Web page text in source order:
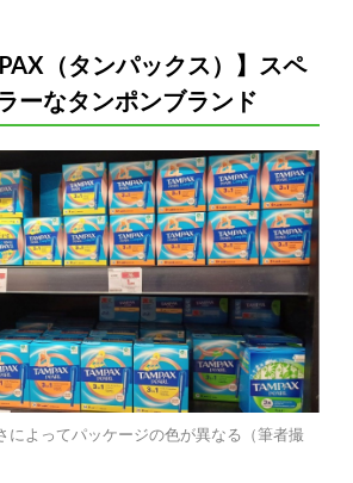
（タンパックス）】スペ
ーなタンポンブランド
によってパッケージの色が異なる（筆者撮